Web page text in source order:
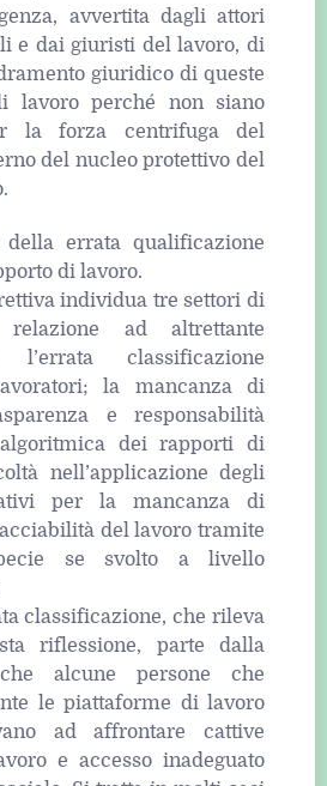
avvertita dagli attori
e dai giuristi del lavoro, di
giuridico di queste
lavoro perché non siano
la forza centrifuga del
del nucleo protettivo del
errata qualificazione
di lavoro.
individua tre settori di
ad altrettante
l’errata classificazione
la mancanza di
e responsabilità
dei rapporti di
nell’applicazione degli
per la mancanza di
del lavoro tramite
se svolto a livello
classificazione, che rileva
riflessione, parte dalla
che alcune persone che
le piattaforme di lavoro
ad affrontare cattive
e accesso inadeguato